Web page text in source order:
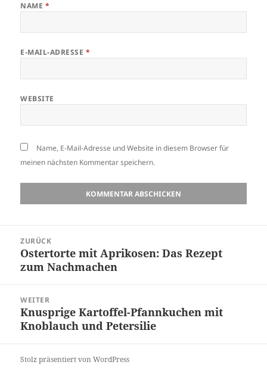
NAME *
E-MAIL-ADRESSE *
WEBSITE
Name, E-Mail-Adresse und Website in diesem Browser für
meinen nächsten Kommentar speichern.
ZURÜCK
Vorheriger
Beitrag:
Ostertorte mit Aprikosen: Das Rezept
zum Nachmachen
WEITER
Nächster
Beitrag:
Knusprige Kartoffel-Pfannkuchen mit
Knoblauch und Petersilie
Stolz präsentiert von WordPress